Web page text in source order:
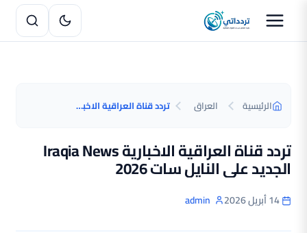
الرئيسية العراق تردد قناة العراقية الاخبارية Iraqia News الجديد على النايل سات 2026
تردد قناة العراقية الاخبارية Iraqia News
الجديد على النايل سات 2026
14 أبريل 2026 admin